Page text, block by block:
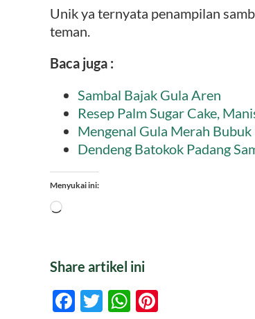
Unik ya ternyata penampilan
teman.
Baca juga :
Sambal Bajak Gula Aren
Resep Palm Sugar Cake,
Mengenal Gula Merah Bubuk
Dendeng Batokok Padang
Menyukai ini:
Memuat...
Share artikel ini
Facebook
TwitterWhatsApp